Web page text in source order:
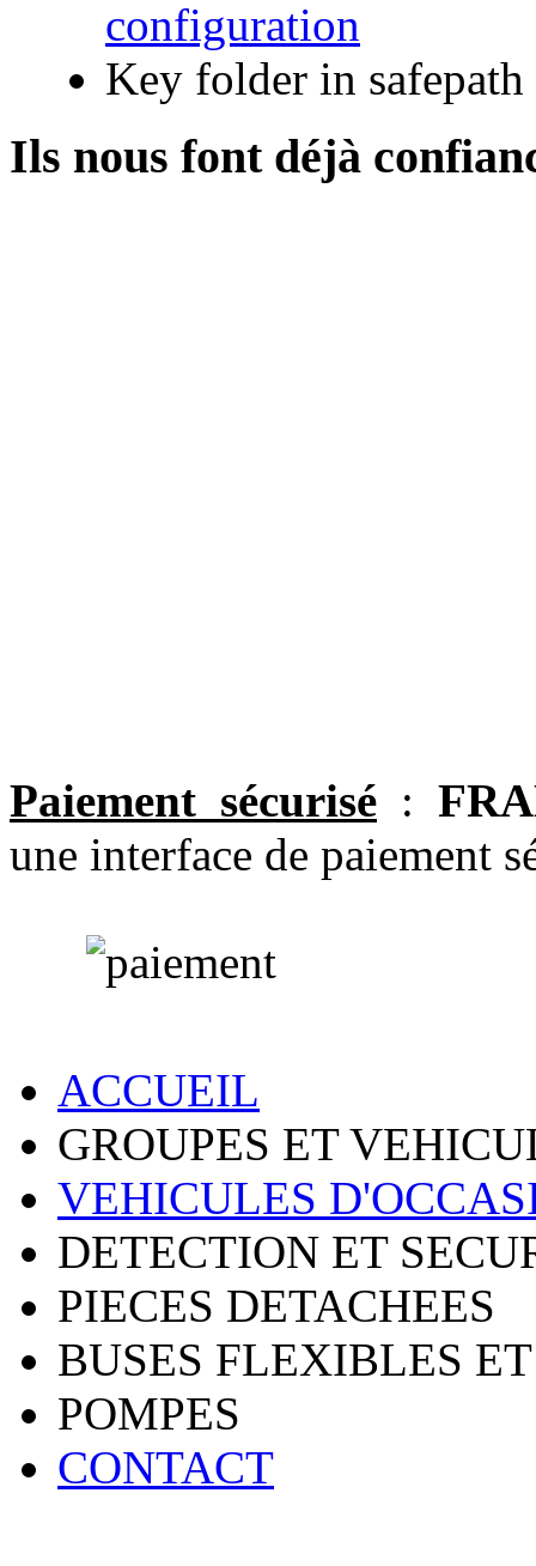
configuration
Key folder in safepath
Ils nous font déjà
Paiement sécurisé :
une interface de paiement
ACCUEIL
GROUPES ET
VEHICULES
DETECTION ET
PIECES DETACHEES
BUSES FLEXIBLES
POMPES
CONTACT